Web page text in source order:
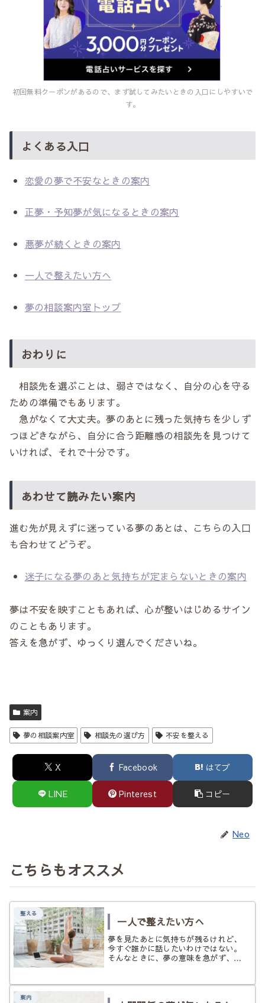
初回無料クーポンがあるので、まず試してみたいときの入口にしやすいで
す。
よくある入口
恋愛の夢で不安なときの案内
正夢・予知夢が気になるときの案内
悪夢が続くときの案内
一人で整えたい方へ
夢の相談案内室トップ
おわりに
相談先を選ぶことは、弱さではなく、自分の心を守る
ための準備でもあります。
急がなくて大丈夫。夢のあとに残った気持ちを少しず
つほどきながら、自分に合う距離感の相談先を見つけて
いければ、それで十分です。
あわせて読みたい案内
進む先が見えずに迷っている夢のあとは、こちらの入口
も合わせてどうぞ。
迷子になる夢のあと気持ちが定まらないときの案内
夢は不安を映すこともあれば、心が整いはじめるサイン
のこともあります。
答えを急がず、ゆっくり選んでくださいね。
案内
夢の相談案内室 相談先の選び方 不安を整える
X Facebook はてブ
LINE Pinterest コピー
Neo
こちらもオススメ
整える
一人で整えたい方へ
夢を見たあとに気持ちが残るけれど、
今すぐ誰かに話したいわけではない。
そんなときに、夢の意味を急がず、ひ
案内